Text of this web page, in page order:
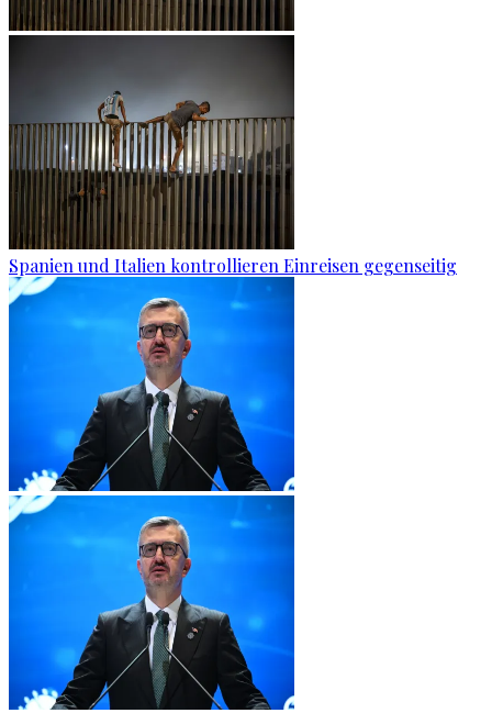
Spanien und Italien kontrollieren Einreisen gegenseitig